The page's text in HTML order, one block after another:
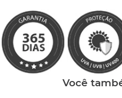
Você